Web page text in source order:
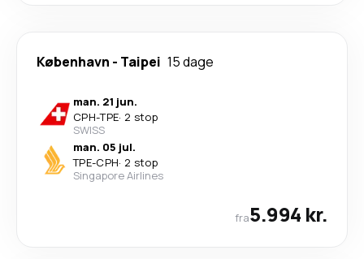
København - Taipei 15 dage
man. 21 jun.
CPH-TPE· 2 stop
SWISS
man. 05 jul.
TPE-CPH· 2 stop
Singapore Airlines
fra5.994 kr.